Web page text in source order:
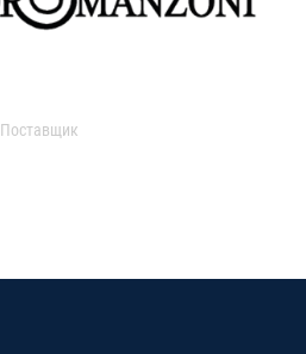
Поставщик